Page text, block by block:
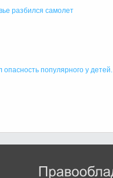
разбился самолет
опасность популярного у